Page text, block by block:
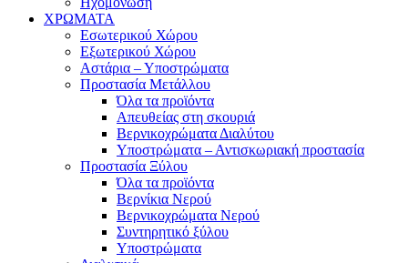
ΧΡΩΜΑΤΑ
Εσωτερικού Χώρου
Εξωτερικού Χώρου
Αστάρια – Υποστρώματα
Προστασία Μετάλλου
Όλα τα προϊόντα
Απευθείας στη σκουριά
Βερνικοχρώματα Διαλύτου
Υποστρώματα – Αντισκωριακή προστασία
Προστασία Ξύλου
Όλα τα προϊόντα
Βερνίκια Νερού
Βερνικοχρώματα Νερού
Συντηρητικό ξύλου
Υποστρώματα